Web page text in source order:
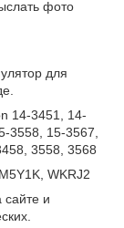
фото
для
14-3451, 14-
3558, 15-3567,
3558, 3568
WKRJ2
и